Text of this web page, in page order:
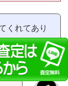
くれてあり
かり易かっ